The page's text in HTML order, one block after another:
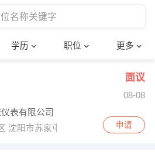
学历 职位 更多
确定
面议
08-08
表有限公司
沈阳市苏家屯区瑰香街138号申请